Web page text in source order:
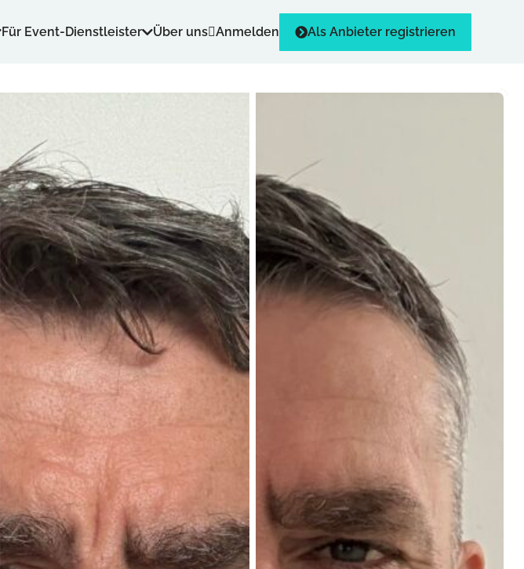
Für Event-Dienstleister Über uns Anmelden Als Anbieter registrieren